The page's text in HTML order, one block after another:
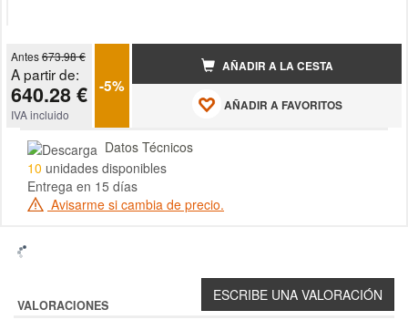
Antes673.98 €
A partir de:
640.28 €
IVA incluido
-5%
AÑADIR A LA CESTA
AÑADIR A FAVORITOS
Datos Técnicos
10 unidades disponibles
Entrega en 15 días
Avisarme si cambia de precio.
VALORACIONES